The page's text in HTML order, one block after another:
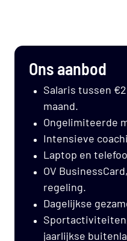
Ons aanbod
Salaris tussen
maand.
Ongelimiteerde
Intensieve
Laptop en
OV
regeling.
Dagelijkse
jaarlijkse